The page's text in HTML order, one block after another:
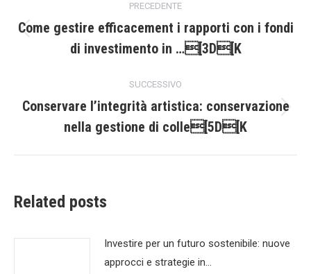
tra
PRECEDENTE
precedente:
Come gestire efficacement i rapporti con i fondi
di investimento in …[3D[K
SUCCESSIVO
post:
Conservare l’integrità artistica: conservazione
nella gestione di colle[5D[K
Related posts
Investire per un futuro sostenibile: nuove
approcci e strategie in…